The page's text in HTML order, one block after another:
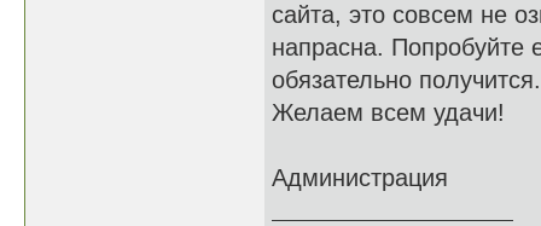
сайта, это совсем не
напрасна. Попробуйте
обязательно получится.
Желаем всем удачи!
Администрация